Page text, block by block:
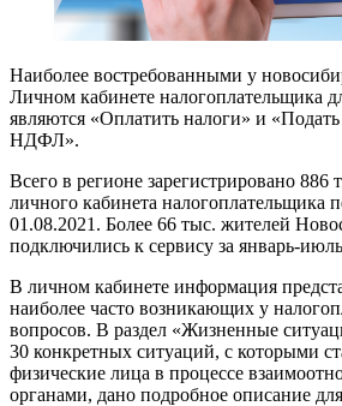
Наиболее востребованными у
Личном кабинете налогоплательщика
являются «Оплатить налоги» и
НДФЛ».
Всего в регионе зарегистрировано 886
личного кабинета налогоплательщика
01.08.2021. Более 66 тыс. жителей
подключились к сервису за январь-
В личном кабинете информация
наиболее часто возникающих у
вопросов. В раздел «Жизненные
30 конкретных ситуаций, с которыми
физические лица в процессе
органами, дано подробное описание